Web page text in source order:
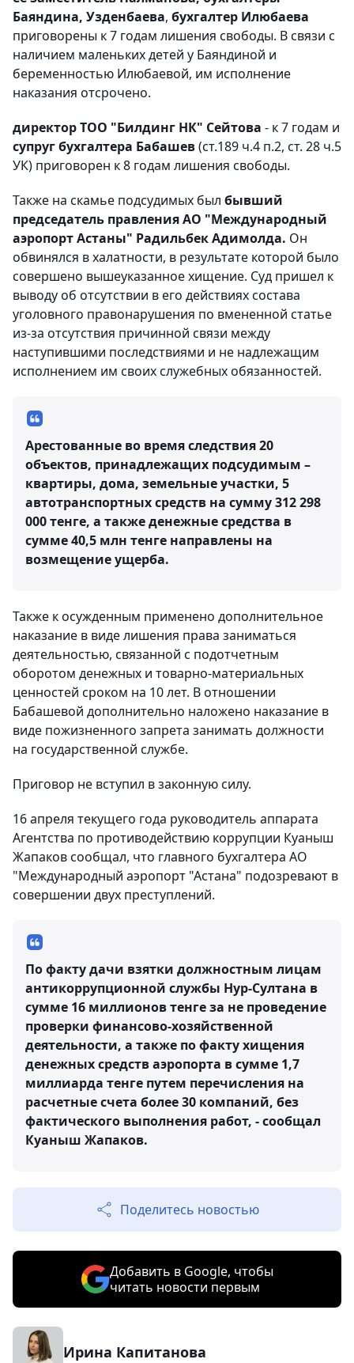
Баяндина, Узденбаева, бухгалтер Илюбаева
приговорены к 7 годам лишения свободы. В связи с
наличием маленьких детей у Баяндиной и
беременностью Илюбаевой, им исполнение
наказания отсрочено.
директор ТОО "Билдинг НК" Сейтова - к 7 годам и
супруг бухгалтера Бабашев(ст.189 ч.4 п.2, ст. 28 ч.5
УК) приговорен к 8 годам лишения свободы.
Также на скамье подсудимых был бывший
председатель правления АО "Международный
аэропорт Астаны" Радильбек Адимолда. Он
обвинялся в халатности, в результате которой было
совершено вышеуказанное хищение. Суд пришел к
выводу об отсутствии в его действиях состава
уголовного правонарушения по вмененной статье
из-за отсутствия причинной связи между
наступившими последствиями и не надлежащим
исполнением им своих служебных обязанностей.
Арестованные во время следствия 20
объектов, принадлежащих подсудимым –
квартиры, дома, земельные участки, 5
автотранспортных средств на сумму 312 298
000 тенге, а также денежные средства в
сумме 40,5 млн тенге направлены на
возмещение ущерба.
Также к осужденным применено дополнительное
наказание в виде лишения права заниматься
деятельностью, связанной с подотчетным
оборотом денежных и товарно-материальных
ценностей сроком на 10 лет. В отношении
Бабашевой дополнительно наложено наказание в
виде пожизненного запрета занимать должности
на государственной службе.
Приговор не вступил в законную силу.
16 апреля текущего года руководитель аппарата
Агентства по противодействию коррупции Куаныш
Жапаков сообщал, что главного бухгалтера АО
"Международный аэропорт "Астана" подозревают в
совершении двух преступлений.
По факту дачи взятки должностным лицам
антикоррупционной службы Нур-Султана в
сумме 16 миллионов тенге за не проведение
проверки финансово-хозяйственной
деятельности, а также по факту хищения
денежных средств аэропорта в сумме 1,7
миллиарда тенге путем перечисления на
расчетные счета более 30 компаний, без
фактического выполнения работ, - сообщал
Куаныш Жапаков.
Поделитесь новостью
Добавить в Google, чтобы
читать новости первым
Ирина Капитанова